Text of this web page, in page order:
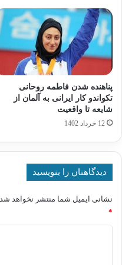
پناهنده شدن فاطمه روحانی
تکواندو کار ایرانی به آلمان از
شایعه تا واقعیت
12 خرداد 1402
دیدگاهتان را بنویسید
نشانی ایمیل شما منتشر نخواهد شد.
*